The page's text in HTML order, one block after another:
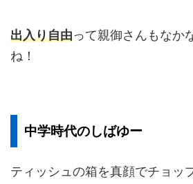
出入り自由って親御さんもなか
ね！
中学時代のしばゆー
ティッシュの箱を真顔でチョッ